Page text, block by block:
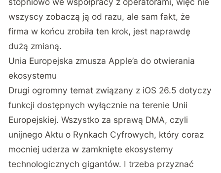
wszyscy zobaczą ją od razu, ale sam fakt, że
firma w końcu zrobiła ten krok, jest naprawdę
dużą zmianą.
Unia Europejska zmusza Apple’a do otwierania
ekosystemu
Drugi ogromny temat związany z iOS 26.5 dotyczy
funkcji dostępnych wyłącznie na terenie Unii
Europejskiej. Wszystko za sprawą DMA, czyli
unijnego Aktu o Rynkach Cyfrowych, który coraz
mocniej uderza w zamknięte ekosystemy
technologicznych gigantów. I trzeba przyznać